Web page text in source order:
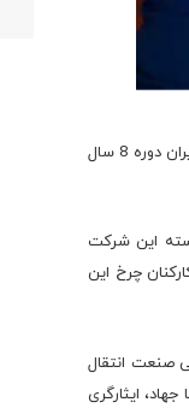
با حضور مدیرعامل و مدیران ارشد شرکت خطوط لوله و مخابرات نفت ایران همزمان با آغاز هفته دفاع مقدس از سه تن از مدیران دوره 8 سال
این شرکت
چرخ این
صنعت انتقال
ایثارگری